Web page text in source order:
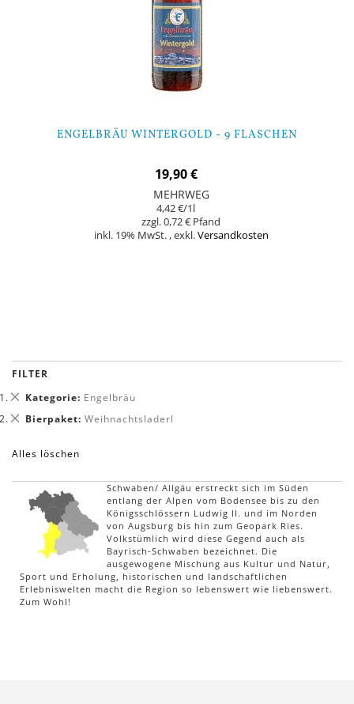
ENGELBRÄU WINTERGOLD - 9 FLASCHEN
19,90 €
MEHRWEG
4,42 €/1l
0,72 €
inkl. 19% MwSt. ,exkl.Versandkosten
FILTER
Kategorie Engelbräu
Dies
Bierpaket Weihnachtsladerl
Dies
Alles löschen
Schwaben/ Allgäu erstreckt sich im Süden
entlang der Alpen vom Bodensee bis zu den
Königsschlössern Ludwig II. und im Norden
von Augsburg bis hin zum Geopark Ries.
Volkstümlich wird diese Gegend auch als
Bayrisch-Schwaben bezeichnet. Die
ausgewogene Mischung aus Kultur und Natur,
Sport und Erholung, historischen und landschaftlichen
Erlebniswelten macht die Region so lebenswert wie liebenswert.
Zum Wohl!